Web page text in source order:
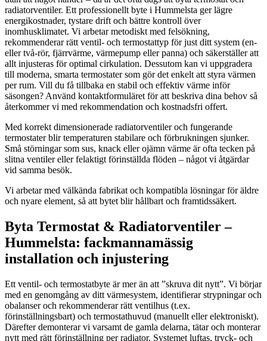
radiatorventiler. Ett professionellt byte i Hummelsta ger lägre
energikostnader, tystare drift och bättre kontroll över
inomhusklimatet. Vi arbetar metodiskt med felsökning,
rekommenderar rätt ventil- och termostattyp för just ditt system (en-
eller två-rör, fjärrvärme, värmepump eller panna) och säkerställer att
allt injusteras för optimal cirkulation. Dessutom kan vi uppgradera
till moderna, smarta termostater som gör det enkelt att styra värmen
per rum. Vill du få tillbaka en stabil och effektiv värme inför
säsongen? Använd kontaktformuläret för att beskriva dina behov så
återkommer vi med rekommendation och kostnadsfri offert.
Med korrekt dimensionerade radiatorventiler och fungerande
termostater blir temperaturen stabilare och förbrukningen sjunker.
Små störningar som sus, knack eller ojämn värme är ofta tecken på
slitna ventiler eller felaktigt förinställda flöden – något vi åtgärdar
vid samma besök.
Vi arbetar med välkända fabrikat och kompatibla lösningar för äldre
och nyare element, så att bytet blir hållbart och framtidssäkert.
Byta Termostat & Radiatorventiler –
Hummelsta: fackmannamässig
installation och injustering
Ett ventil- och termostatbyte är mer än att ”skruva dit nytt”. Vi börjar
med en genomgång av ditt värmesystem, identifierar strypningar och
obalanser och rekommenderar rätt ventilhus (t.ex.
förinställningsbart) och termostathuvud (manuellt eller elektroniskt).
Därefter demonterar vi varsamt de gamla delarna, tätar och monterar
nytt med rätt förinställning per radiator. Systemet luftas, tryck- och